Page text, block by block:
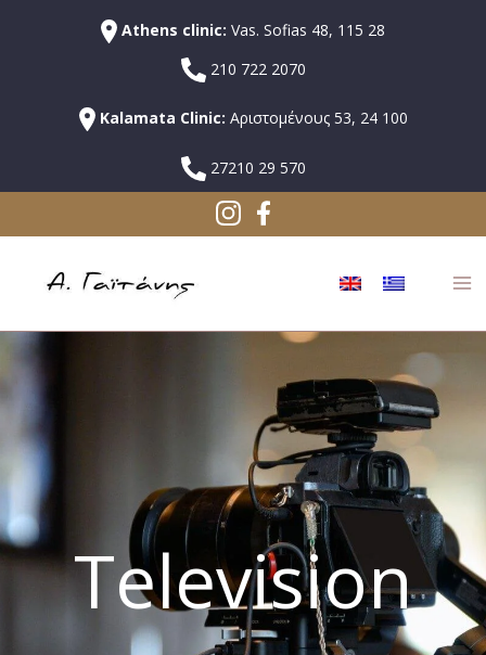
Athens clinic: Vas. Sofias 48, 115 28
210 722 2070
Kalamata Clinic: Αριστομένους 53, 24 100
27210 29 570
Television